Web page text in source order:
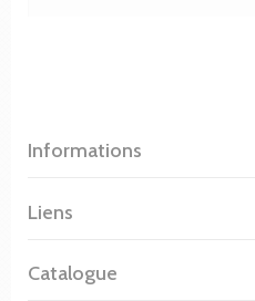
Informations
Liens
Catalogue